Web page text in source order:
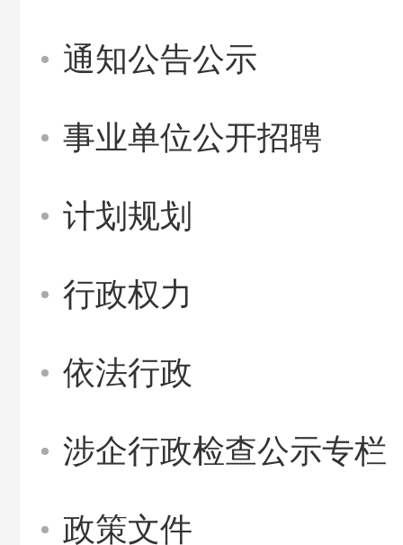
通知公告公示
事业单位公开招聘
计划规划
行政权力
依法行政
涉企行政检查公示专栏
政策文件